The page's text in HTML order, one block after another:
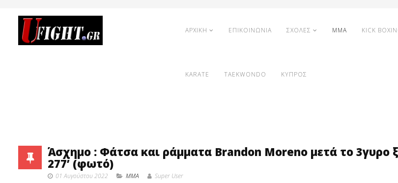
ΑΡΧΙΚΗ ΕΠΙΚΟΙΝΩΝΙΑ ΣΧΟΛΕΣ MMA KICK
KARATE TAEKWONDO ΚΥΠΡΟΣ
Άσχημο : Φάτσα και ράμματα Brandon Moreno μετά το 3γυρο
277’ (φωτό)
01 Αυγούστου 2022 MMA Super User